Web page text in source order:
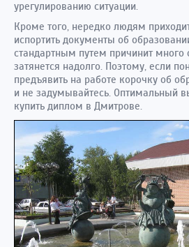
урегулированию ситуации.
Кроме того, нередко людям
испортить документы об
стандартным путем причинит много
затянется надолго. Поэтому, если
предъявить на работе корочку об
и не задумывайтесь. Оптимальный
купить диплом в Дмитрове.